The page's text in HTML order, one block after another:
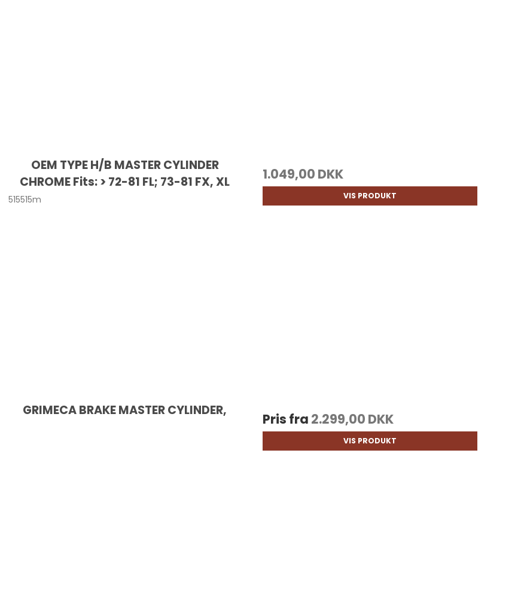
OEM TYPE H/B MASTER CYLINDER
CHROME Fits: > 72-81 FL; 73-81 FX, XL
515515m
1.049,00 DKK
VIS PRODUKT
GRIMECA BRAKE MASTER CYLINDER,
Pris fra 2.299,00 DKK
VIS PRODUKT